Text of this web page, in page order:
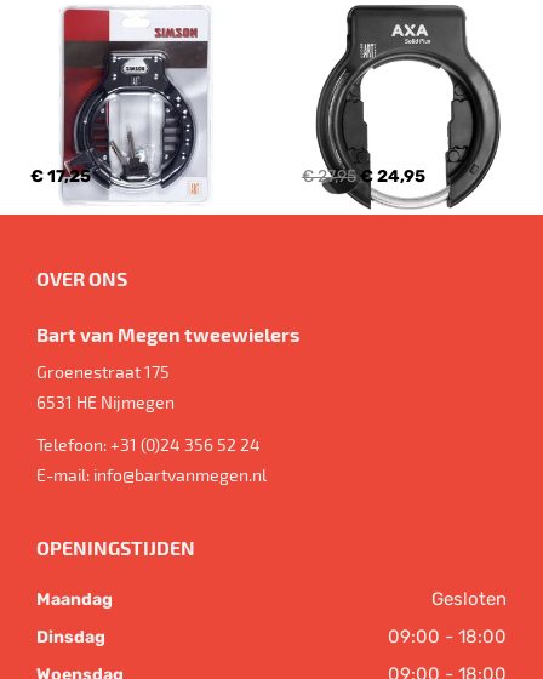
€ 17,25 € 27,95€ 24,95
OVER ONS
Bart van Megen tweewielers
Groenestraat 175
6531 HE Nijmegen
Telefoon:+31 (0)24 356 52 24
E-mail: info@bartvanmegen.nl
OPENINGSTIJDEN
Maandag Gesloten
Dinsdag 09:00 - 18:00
Woensdag 09:00 - 18:00